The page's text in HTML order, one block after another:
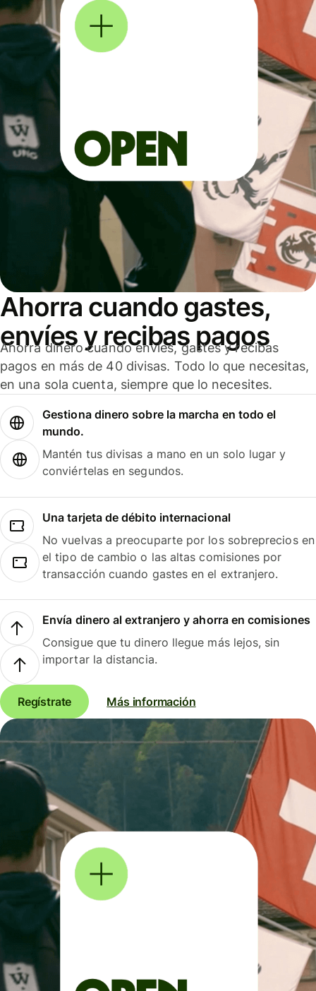
Ahorra cuando gastes,
envíes y recibas pagos
Ahorra dinero cuando envíes, gastes y recibas
pagos en más de 40 divisas. Todo lo que necesitas,
en una sola cuenta, siempre que lo necesites.
Gestiona dinero sobre la marcha en todo el
mundo.
Mantén tus divisas a mano en un solo lugar y
conviértelas en segundos.
Una tarjeta de débito internacional
No vuelvas a preocuparte por los sobreprecios en
el tipo de cambio o las altas comisiones por
transacción cuando gastes en el extranjero.
Envía dinero al extranjero y ahorra en comisiones
Consigue que tu dinero llegue más lejos, sin
importar la distancia.
Regístrate Más información